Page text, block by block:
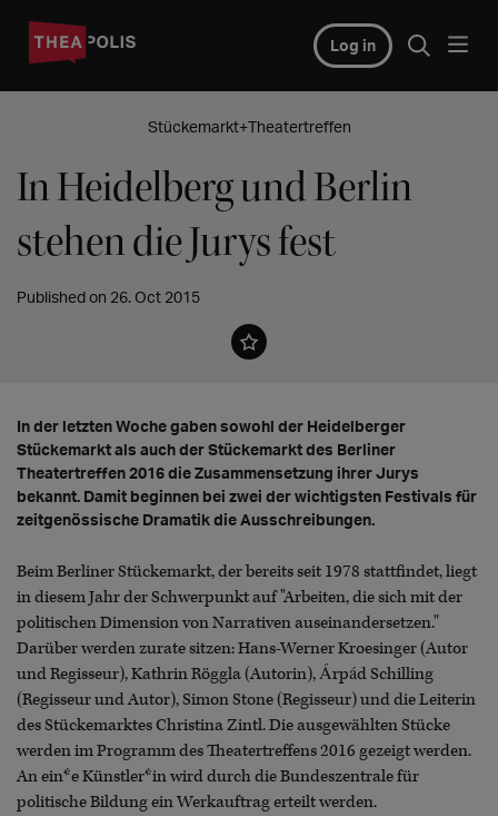
Log in
Stückemarkt+Theatertreffen
In Heidelberg und Berlin
stehen die Jurys fest
Published on 26. Oct 2015
In der letzten Woche gaben sowohl der Heidelberger
Stückemarkt als auch der Stückemarkt des Berliner
Theatertreffen 2016 die Zusammensetzung ihrer Jurys
bekannt. Damit beginnen bei zwei der wichtigsten Festivals für
zeitgenössische Dramatik die Ausschreibungen.
Beim Berliner Stückemarkt, der bereits seit 1978 stattfindet, liegt
in diesem Jahr der Schwerpunkt auf "Arbeiten, die sich mit der
politischen Dimension von Narrativen auseinandersetzen."
Darüber werden zurate sitzen: Hans-Werner Kroesinger (Autor
und Regisseur), Kathrin Röggla (Autorin), Árpád Schilling
(Regisseur und Autor), Simon Stone (Regisseur) und die Leiterin
des Stückemarktes Christina Zintl. Die ausgewählten Stücke
werden im Programm des Theatertreffens 2016 gezeigt werden.
An ein*e Künstler*in wird durch die Bundeszentrale für
politische Bildung ein Werkauftrag erteilt werden.